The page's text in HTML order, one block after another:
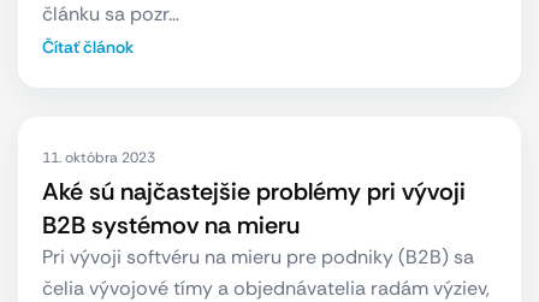
článku sa pozr…
Čítať článok
11. októbra 2023
Aké sú najčastejšie problémy pri vývoji
B2B systémov na mieru
Pri vývoji softvéru na mieru pre podniky (B2B) sa
čelia vývojové tímy a objednávatelia radám výziev,